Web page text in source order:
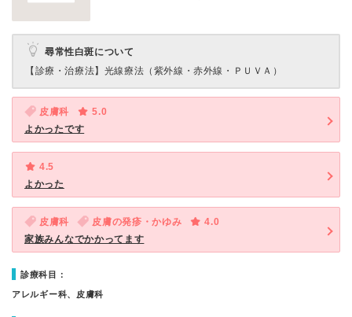
尋常性白斑について
【診療・治療法】 光線療法（紫外線・赤外線・ＰＵＶＡ）
皮膚科
5.0
よかったです
4.5
よかった
皮膚科 皮膚の発疹・かゆみ
4.0
家族みんなでかかってます
診療科目：
アレルギー科、皮膚科